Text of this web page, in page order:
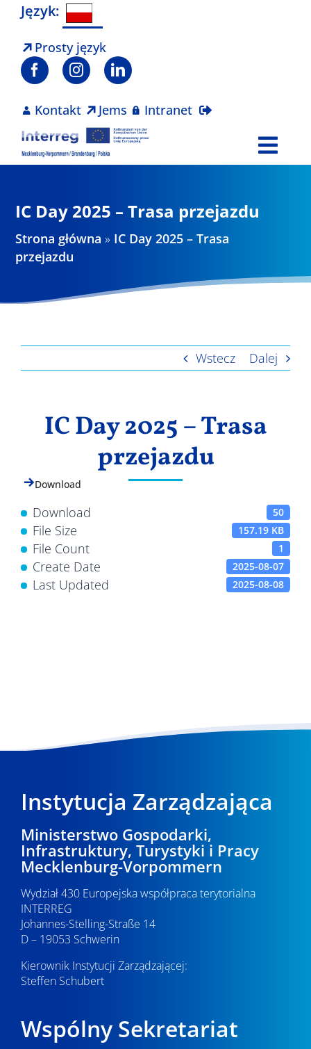
Skip
content
Język:
Prosty język
Kontakt Jems Intranet
Projekty
IC Day 2025 – Trasa przejazdu
Strona główna » IC Day 2025 – Trasa
przejazdu
Wstecz Dalej
IC Day 2025 – Trasa
przejazdu
Download
Download 50
File Size 157.19 KB
File Count 1
Create Date 2025-08-07
Last Updated 2025-08-08
Instytucja Zarządzająca
Ministerstwo Gospodarki,
Infrastruktury, Turystyki i Pracy
Mecklenburg-Vorpommern
Wydział 430 Europejska współpraca terytorialna
INTERREG
Johannes-Stelling-Straße 14
D – 19053 Schwerin
Kierownik Instytucji Zarządzającej:
Steffen Schubert
Wspólny Sekretariat